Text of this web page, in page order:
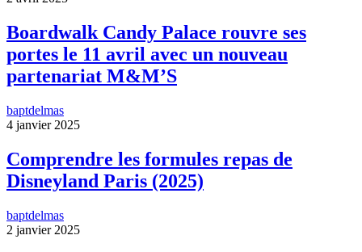
Boardwalk Candy Palace rouvre ses
portes le 11 avril avec un nouveau
partenariat M&M’S
baptdelmas
4 janvier 2025
Comprendre les formules repas de
Disneyland Paris (2025)
baptdelmas
2 janvier 2025